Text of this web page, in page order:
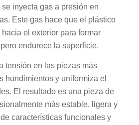
inyecta gas a presión en
Este gas hace que el plástico
el exterior para formar
endurece la superficie.
tensión en las piezas más
hundimientos y uniformiza el
El resultado es una pieza de
más estable, ligera y
características funcionales y